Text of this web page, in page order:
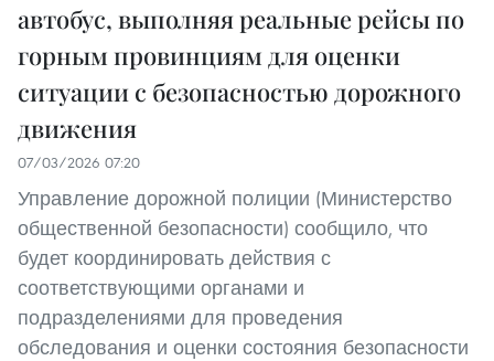
автобус, выполняя реальные рейсы по
горным провинциям для оценки
ситуации с безопасностью дорожного
движения
07/03/2026 07:20
Управление дорожной полиции (Министерство
общественной безопасности) сообщило, что
будет координировать действия с
соответствующими органами и
подразделениями для проведения
обследования и оценки состояния безопасности